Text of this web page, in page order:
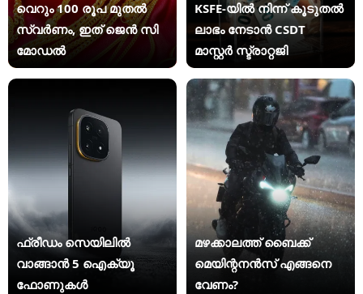
വെറും 100 രൂപ മുതല്‍
സ്വർണം, ഇത് ജെൻ സി
മോഡൽ
KSFE-യില്‍ നിന്ന് കൂടുതല്‍
ലാഭം നേടാന്‍ CSDT
മാസ്റ്റര്‍ സ്ട്രാറ്റജി
ഫ്രീഡം സെയിലിൽ
വാങ്ങാൻ 5 ഐക്യൂ
ഫോണുകൾ
മഴക്കാലത്ത് ബൈക്ക്
മെയിന്റനൻസ് എങ്ങനെ
വേണം?